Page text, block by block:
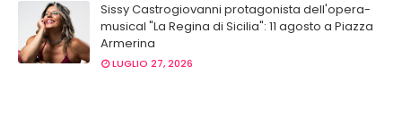
Sissy Castrogiovanni protagonista dell'opera-
musical "La Regina di Sicilia": 11 agosto a Piazza
Armerina
LUGLIO 27, 2026